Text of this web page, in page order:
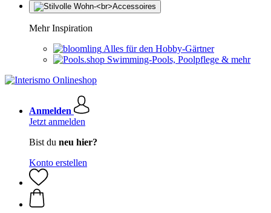
Mehr Inspiration
Alles für den Hobby-Gärtner
Swimming-Pools, Poolpflege & mehr
Anmelden
Jetzt anmelden
Bist du neu hier?
Konto erstellen